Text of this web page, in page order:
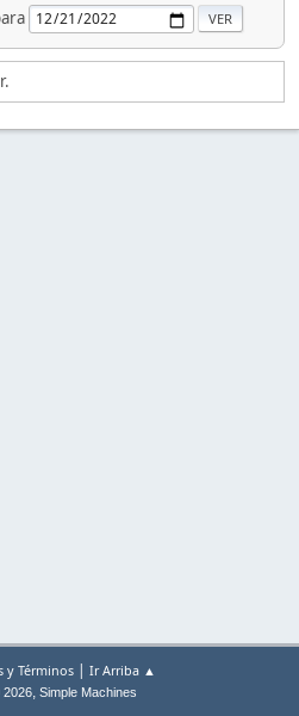
y Términos | Ir Arriba ▲
2026, Simple Machines